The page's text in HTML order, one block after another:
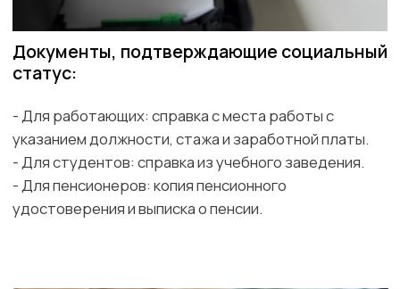
Индивидуальный подход к каждому
клиенту
Высокий процент одобрения виз
Консультации по всем вопросам
визового оформления